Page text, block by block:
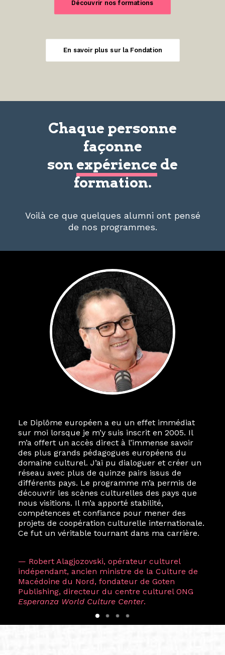
Découvrir nos formations
En savoir plus sur la Fondation
Chaque personne
façonne
son expérience de
formation.
Voilà ce que quelques alumni ont pensé
de nos programmes.
Le Diplôme européen a eu un effet immédiat
sur moi lorsque je m’y suis inscrit en 2005. Il
m’a offert un accès direct à l’immense savoir
des plus grands pédagogues européens du
domaine culturel. J’ai pu dialoguer et créer un
réseau avec plus de quinze pairs issus de
différents pays. Le programme m’a permis de
découvrir les scènes culturelles des pays que
nous visitions. Il m’a apporté stabilité,
compétences et confiance pour mener des
projets de coopération culturelle internationale.
Ce fut un véritable tournant dans ma carrière.
— Robert Alagjozovski, opérateur culturel
indépendant, ancien ministre de la Culture de
Macédoine du Nord, fondateur de Goten
Publishing, directeur du centre culturel ONG
Esperanza World Culture Center.